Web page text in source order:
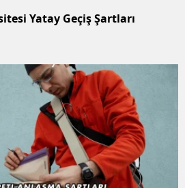
Yatay Geçiş Şartları